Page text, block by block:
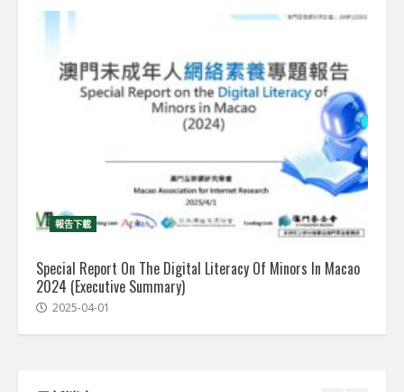
報告下載
Special Report On The Digital Literacy Of Minors In Macao
2024 (Executive Summary)
2025-04-01